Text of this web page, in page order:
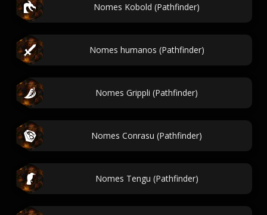
Nomes Kobold (Pathfinder)
Nomes humanos (Pathfinder)
Nomes Grippli (Pathfinder)
Nomes Conrasu (Pathfinder)
Nomes Tengu (Pathfinder)